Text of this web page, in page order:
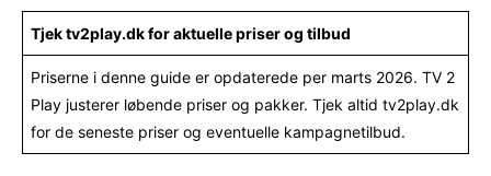
Tjek tv2play.dk for aktuelle priser og tilbud
Priserne i denne guide er opdaterede per marts 2026. TV 2
Play justerer løbende priser og pakker. Tjek altid tv2play.dk
for de seneste priser og eventuelle kampagnetilbud.